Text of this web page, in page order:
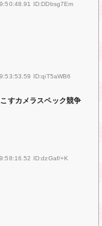
ID:DDbsg7Em
ID:qiT5aWB6
すカメラスペック競争
ID:dzGaf/+K